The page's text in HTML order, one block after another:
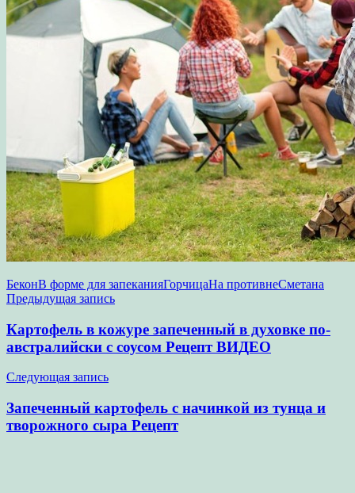
БеконВ форме для запеканияГорчицаНа противнеСметана
Навигация
по
записям
Предыдущая запись
Картофель в кожуре запеченный в духовке по-
австралийски с соусом Рецепт ВИДЕО
Следующая запись
Запеченный картофель с начинкой из тунца и
творожного сыра Рецепт